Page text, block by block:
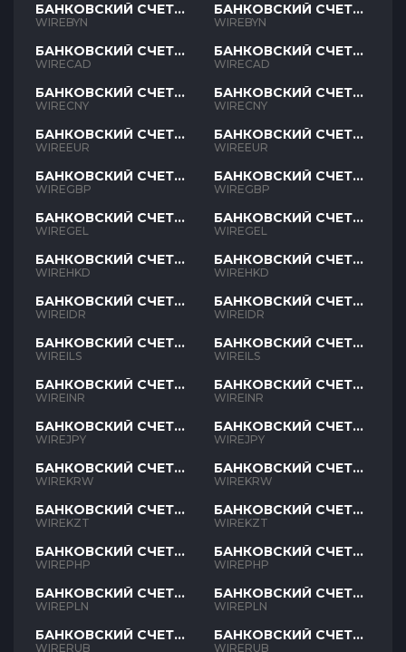
БАНКОВСКИЙ СЧЕТ
BYN
WIREBYN
БАНКОВСКИЙ СЧЕТ
CAD
WIRECAD
БАНКОВСКИЙ СЧЕТ
CNY
WIRECNY
БАНКОВСКИЙ СЧЕТ
EUR
WIREEUR
БАНКОВСКИЙ СЧЕТ
GBP
WIREGBP
БАНКОВСКИЙ СЧЕТ
GEL
WIREGEL
БАНКОВСКИЙ СЧЕТ
HKD
WIREHKD
БАНКОВСКИЙ СЧЕТ
IDR
WIREIDR
БАНКОВСКИЙ СЧЕТ
ILS
WIREILS
БАНКОВСКИЙ СЧЕТ
INR
WIREINR
БАНКОВСКИЙ СЧЕТ
JPY
WIREJPY
БАНКОВСКИЙ СЧЕТ
KRW
WIREKRW
БАНКОВСКИЙ СЧЕТ
KZT
WIREKZT
БАНКОВСКИЙ СЧЕТ
PHP
WIREPHP
БАНКОВСКИЙ СЧЕТ
PLN
WIREPLN
БАНКОВСКИЙ СЧЕТ
RUB
WIRERUB
БАНКОВСКИЙ СЧЕТ
BYN
WIREBYN
БАНКОВСКИЙ СЧЕТ
CAD
WIRECAD
БАНКОВСКИЙ СЧЕТ
CNY
WIRECNY
БАНКОВСКИЙ СЧЕТ
EUR
WIREEUR
БАНКОВСКИЙ СЧЕТ
GBP
WIREGBP
БАНКОВСКИЙ СЧЕТ
GEL
WIREGEL
БАНКОВСКИЙ СЧЕТ
HKD
WIREHKD
БАНКОВСКИЙ СЧЕТ
IDR
WIREIDR
БАНКОВСКИЙ СЧЕТ
ILS
WIREILS
БАНКОВСКИЙ СЧЕТ
INR
WIREINR
БАНКОВСКИЙ СЧЕТ
JPY
WIREJPY
БАНКОВСКИЙ СЧЕТ
KRW
WIREKRW
БАНКОВСКИЙ СЧЕТ
KZT
WIREKZT
БАНКОВСКИЙ СЧЕТ
PHP
WIREPHP
БАНКОВСКИЙ СЧЕТ
PLN
WIREPLN
БАНКОВСКИЙ СЧЕТ
RUB
WIRERUB